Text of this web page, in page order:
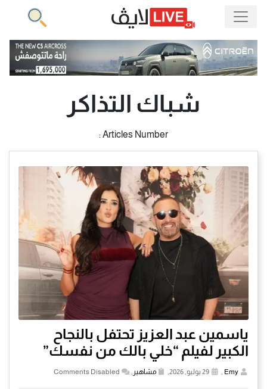
شباك التذاكر
Articles Number :
ياسمين عبد العزيز تحتفل بالنجاح
الكبير لفيلم “خلي بالك من نفسك”
Emy مشاهير Comments Disabled